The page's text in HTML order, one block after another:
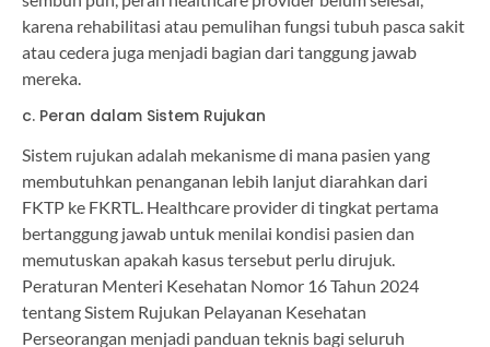
karena rehabilitasi atau pemulihan fungsi tubuh pasca sakit
atau cedera juga menjadi bagian dari tanggung jawab
mereka.
c. Peran dalam Sistem Rujukan
Sistem rujukan adalah mekanisme di mana pasien yang
membutuhkan penanganan lebih lanjut diarahkan dari
FKTP ke FKRTL. Healthcare provider di tingkat pertama
bertanggung jawab untuk menilai kondisi pasien dan
memutuskan apakah kasus tersebut perlu dirujuk.
Peraturan Menteri Kesehatan Nomor 16 Tahun 2024
tentang Sistem Rujukan Pelayanan Kesehatan
Perseorangan menjadi panduan teknis bagi seluruh